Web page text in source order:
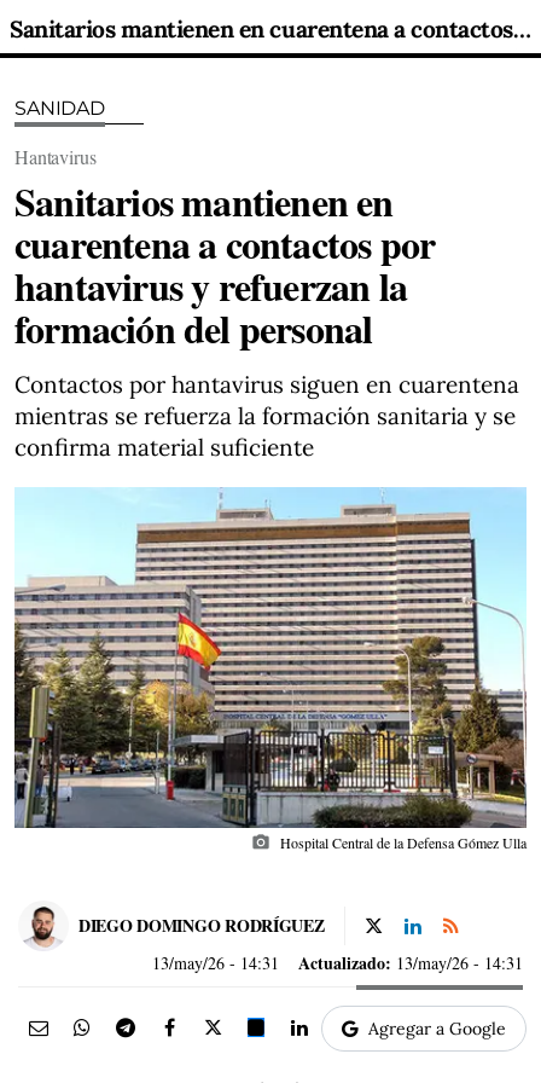
Sanitarios mantienen en cuarentena a contactos por hantavirus y refuerzan la formación del personal
SANIDAD
Hantavirus
Sanitarios mantienen en
cuarentena a contactos por
hantavirus y refuerzan la
formación del personal
Contactos por hantavirus siguen en cuarentena
mientras se refuerza la formación sanitaria y se
confirma material suficiente
photo_camera Hospital Central de la Defensa Gómez Ulla
DIEGO DOMINGO RODRÍGUEZ
13/may/26 - 14:31 Actualizado: 13/may/26 - 14:31
Agregar a Google